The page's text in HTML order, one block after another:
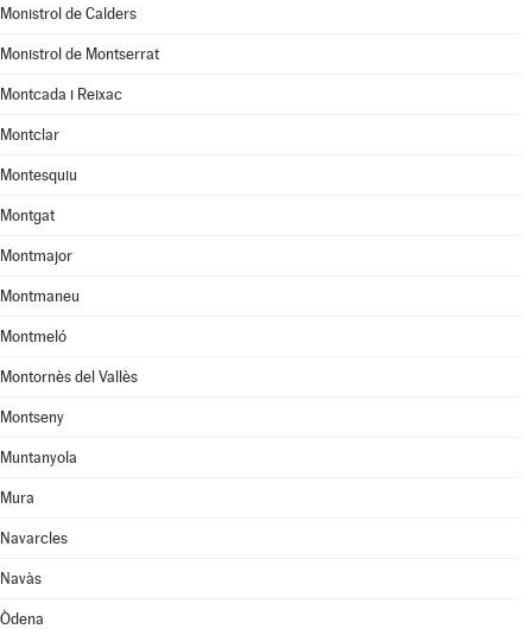
Monistrol de Calders
Monistrol de Montserrat
Montcada i Reixac
Montclar
Montesquiu
Montgat
Montmajor
Montmaneu
Montmeló
Montornès del Vallès
Montseny
Muntanyola
Mura
Navarcles
Navàs
Òdena